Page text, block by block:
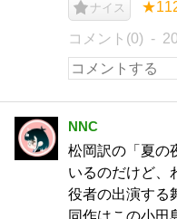
ナイス
コメント(0)
NNC
松岡訳の「夏の
いるのだけど、
役者の出演する
同作はこの小田